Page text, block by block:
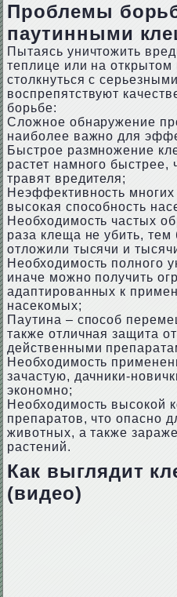
Проблемы
паутинными
Пытаясь уничтожить
теплице или на открытом
столкнуться с
воспрепятствуют
борьбе:
Сложное обнаружение
наиболее важно для
Быстрое размножение
растет намного быстрее,
травят вредителя;
Неэффективность
высокая способность
Необходимость частых
раза клеща не убить,
отложили тысячи и
Необходимость полного
иначе можно получить
адаптированных к
насекомых;
Паутина – способ
также отличная защита
действенными
Необходимость
зачастую, дачники-
экономно;
Необходимость высокой
препаратов, что опасно
животных, а также
растений.
Как выглядит
(видео)